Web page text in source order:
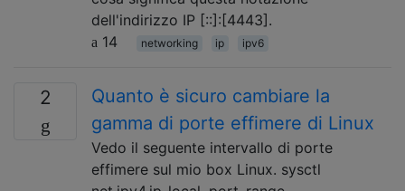
dell'indirizzo IP [::]:[4443].
14
networking ip ipv6
2
Quanto è sicuro cambiare la
gamma di porte effimere di Linux
Vedo il seguente intervallo di porte
effimere sul mio box Linux. sysctl